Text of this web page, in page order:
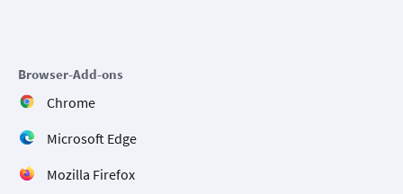
Browser-Add-ons
Chrome
Microsoft Edge
Mozilla Firefox